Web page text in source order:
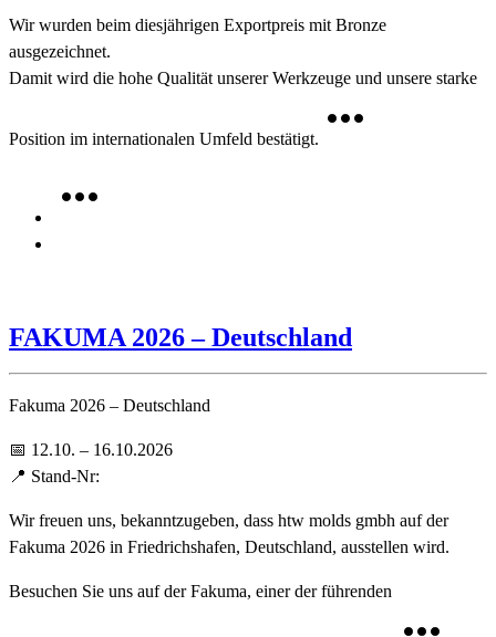
Wir wurden beim diesjährigen Exportpreis mit Bronze
ausgezeichnet.
Damit wird die hohe Qualität unserer Werkzeuge und unsere starke
Position im internationalen Umfeld bestätigt.
FAKUMA 2026 – Deutschland
Fakuma 2026 – Deutschland
📅 12.10. – 16.10.2026
📍 Stand-Nr:
Wir freuen uns, bekanntzugeben, dass htw molds gmbh auf der
Fakuma 2026 in Friedrichshafen, Deutschland, ausstellen wird.
Besuchen Sie uns auf der Fakuma, einer der führenden